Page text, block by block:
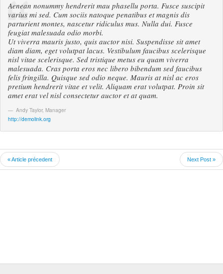
Aenean nonummy hendrerit mau phasellu porta. Fusce suscipit
varius mi sed. Cum sociis natoque penatibus et magnis dis
parturient montes, nascetur ridiculus mus. Nulla dui. Fusce
feugiat malesuada odio morbi.
Ut viverra mauris justo, quis auctor nisi. Suspendisse sit amet
diam diam, eget volutpat lacus. Vestibulum faucibus scelerisque
nisl vitae scelerisque. Sed tristique metus eu quam viverra
malesuada. Cras porta eros nec libero bibendum sed faucibus
felis fringilla. Quisque sed odio neque. Mauris at nisl ac eros
pretium hendrerit vitae et velit. Aliquam erat volutpat. Proin sit
amet erat vel nisl consectetur auctor et at quam.
Andy Taylor, Manager
http://demolink.org
« Article précedent Next Post »